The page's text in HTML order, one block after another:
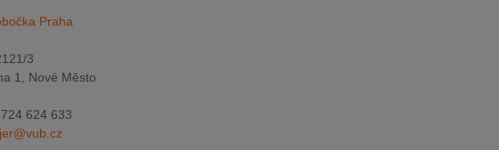
Praha
3
1, Nové Město
624 633